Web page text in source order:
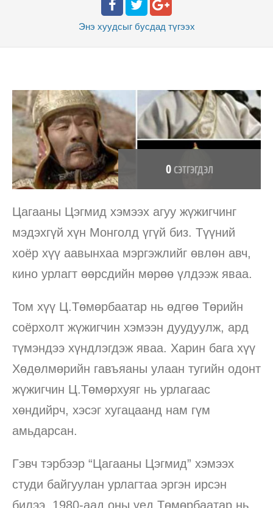
Энэ хуудсыг бусдад түгээх
0СЭТГЭГДЭЛ
Цагааны Цэгмид хэмээх агуу жүжигчинг
мэдэхгүй хүн Монголд үгүй биз. Түүний
хоёр хүү аавынхаа мэргэжлийг өвлөн авч,
кино урлагт өөрсдийн мөрөө үлдээж яваа.
Том хүү Ц.Төмөрбаатар нь өдгөө Төрийн
соёрхолт жүжигчин хэмээн дуудуулж, ард
түмэндээ хүндлэгдэж яваа. Харин бага хүү
Хөдөлмөрийн гавъяаны улаан тугийн одонт
жүжигчин Ц.Төмөрхуяг нь урлагаас
хөндийрч, хэсэг хугацаанд нам гүм
амьдарсан.
Гэвч тэрбээр “Цагааны Цэгмид” хэмээх
студи байгуулан урлагтаа эргэн ирсэн
билээ. 1980-аад оны үед Төмөрбаатар нь